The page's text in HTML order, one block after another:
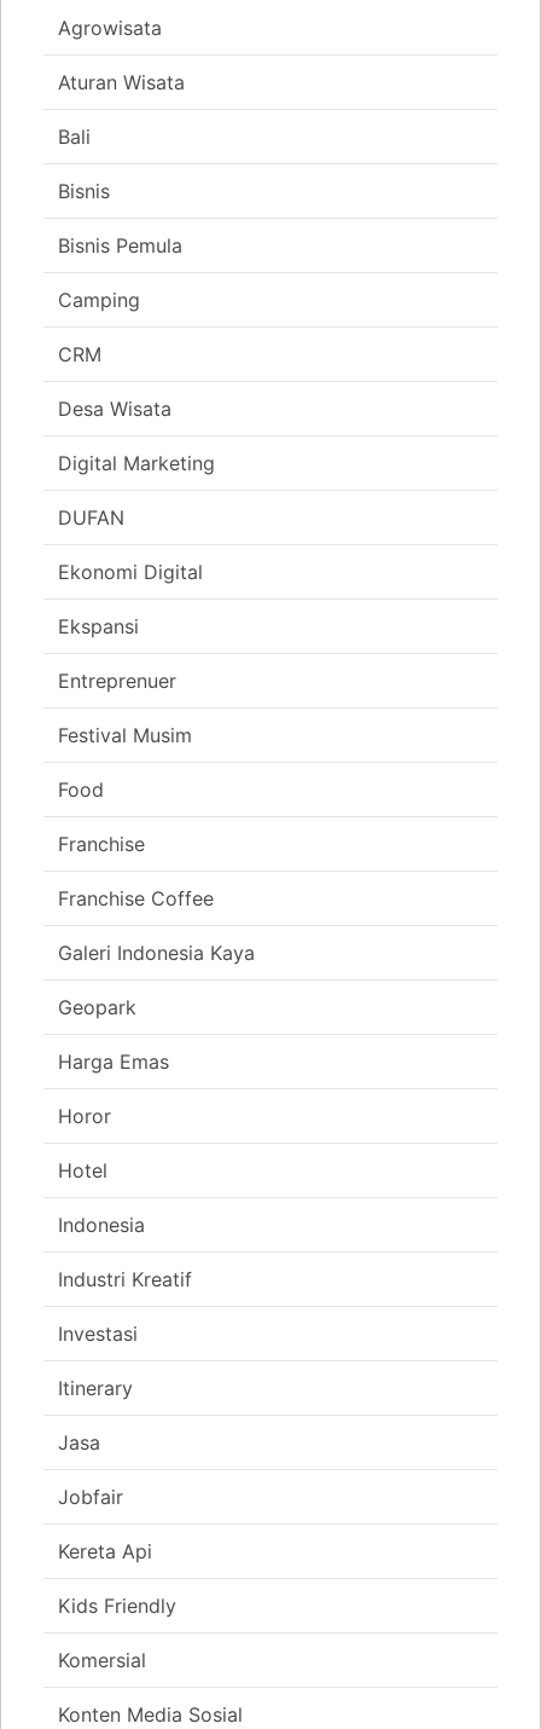
Agrowisata
Aturan Wisata
Bali
Bisnis
Bisnis Pemula
Camping
CRM
Desa Wisata
Digital Marketing
DUFAN
Ekonomi Digital
Ekspansi
Entreprenuer
Festival Musim
Food
Franchise
Franchise Coffee
Galeri Indonesia Kaya
Geopark
Harga Emas
Horor
Hotel
Indonesia
Industri Kreatif
Investasi
Itinerary
Jasa
Jobfair
Kereta Api
Kids Friendly
Komersial
Konten Media Sosial